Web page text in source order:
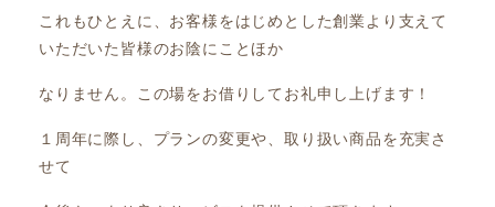
これもひとえに、お客様をはじめとした創業より支えて
いただいた皆様のお陰にことほか
なりません。この場をお借りしてお礼申し上げます！
１周年に際し、プランの変更や、取り扱い商品を充実さ
せて